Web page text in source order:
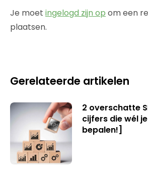
Je moet ingelogd zijn op om een
plaatsen.
Gerelateerde artikelen
2 overschatte
cijfers die wél
bepalen!]